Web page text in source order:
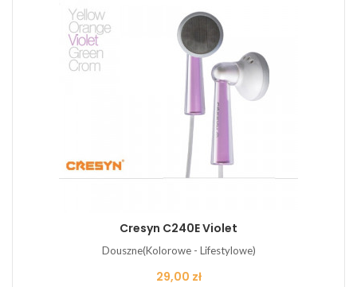
Cresyn C240E Violet
Douszne(Kolorowe - Lifestylowe)
Cena
29,00 zł